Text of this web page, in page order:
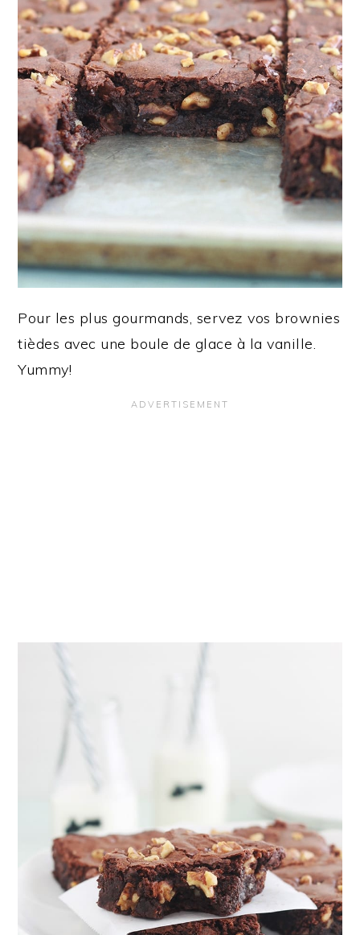
Pour les plus gourmands, servez vos brownies
tièdes avec une boule de glace à la vanille.
Yummy!